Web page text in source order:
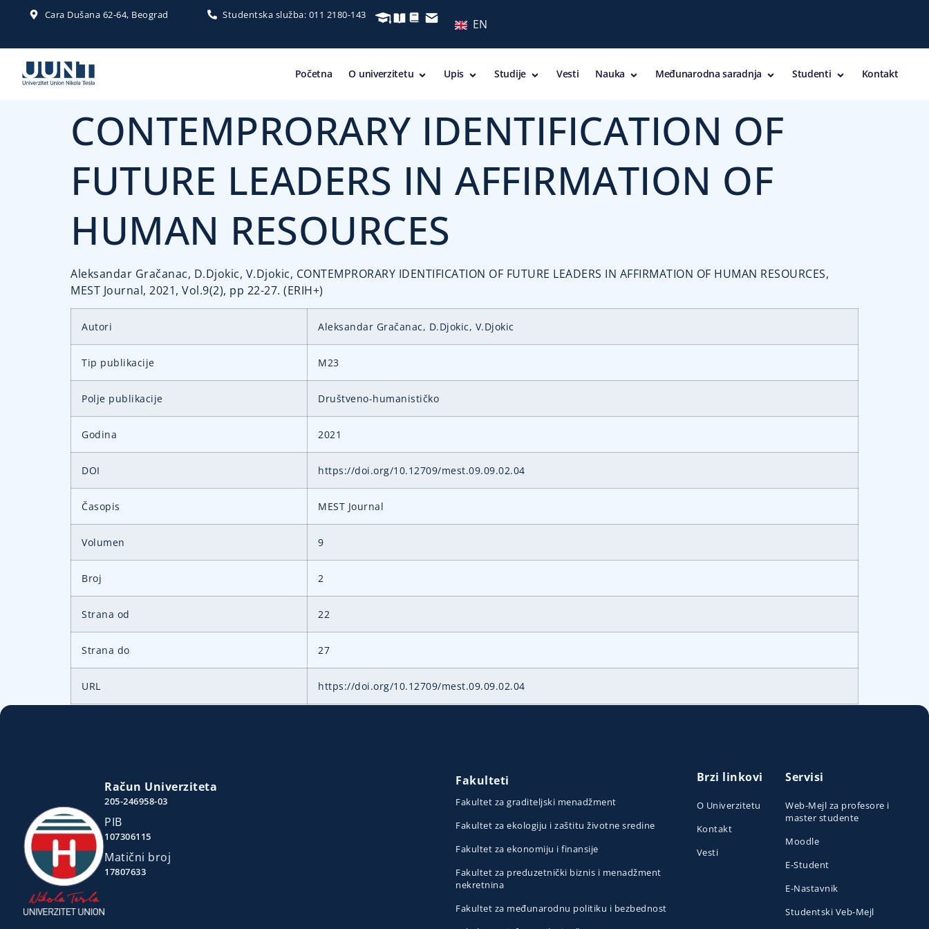
Cara Dušana 62-64, Beograd Studentska služba: 011 2180-143
EN
Početna O univerzitetu Upis Studije Vesti Nauka Međunarodna saradnja Studenti Kontakt
CONTEMPRORARY IDENTIFICATION OF
FUTURE LEADERS IN AFFIRMATION OF
HUMAN RESOURCES
Aleksandar Gračanac, D.Djokic, V.Djokic, CONTEMPRORARY IDENTIFICATION OF FUTURE LEADERS IN AFFIRMATION OF HUMAN RESOURCES,
MEST Journal, 2021, Vol.9(2), pp 22-27. (ERIH+)
Autori Aleksandar Gračanac, D.Djokic, V.Djokic
Tip publikacije M23
Polje publikacije Društveno-humanističko
Godina 2021
DOI https://doi.org/10.12709/mest.09.09.02.04
Časopis MEST Journal
Volumen 9
Broj 2
Strana od 22
Strana do 27
URL https://doi.org/10.12709/mest.09.09.02.04
Račun Univerziteta
205-246958-03
PIB
107306115
Matični broj
17807633
Fakulteti
Fakultet za graditeljski menadžment
Fakultet za ekologiju i zaštitu životne sredine
Fakultet za ekonomiju i finansije
Fakultet za preduzetnički biznis i menadžment
nekretnina
Fakultet za međunarodnu politiku i bezbednost
Brzi linkovi
O Univerzitetu
Kontakt
Vesti
Servisi
Web-Mejl za profesore i
master studente
Moodle
E-Student
E-Nastavnik
Studentski Veb-Mejl